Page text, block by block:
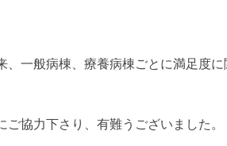
、一般病棟、療養病棟ごとに満足度
ご協力下さり、有難うございました。